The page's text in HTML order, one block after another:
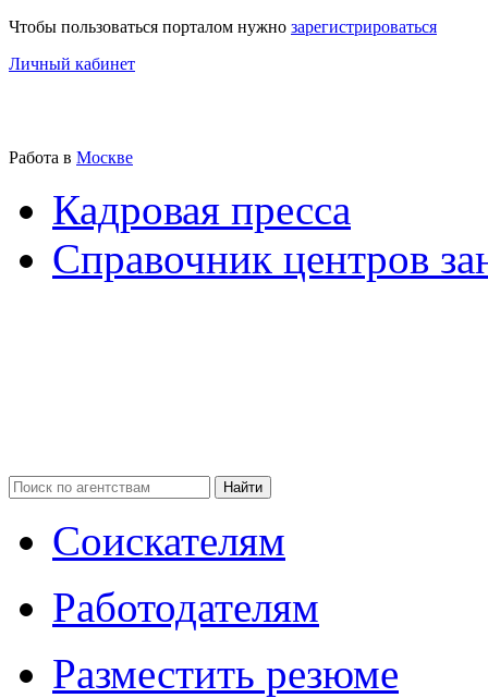
Чтобы пользоваться порталом нужно зарегистрироваться
Личный кабинет
Работа в Москве
Кадровая пресса
Справочник центров
Соискателям
Работодателям
Разместить резюме